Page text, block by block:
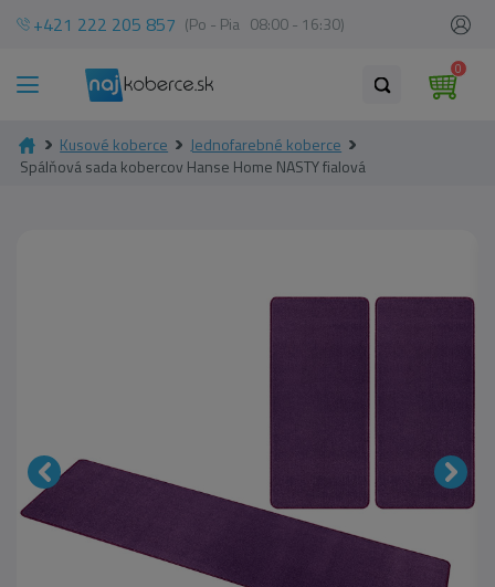
+421 222 205 857 (Po - Pia 08:00 - 16:30)
0
Kusové koberce
Jednofarebné koberce
Spálňová sada kobercov Hanse Home NASTY fialová